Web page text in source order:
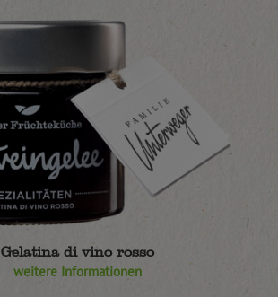
Gelatina di vino rosso
weitere Informationen